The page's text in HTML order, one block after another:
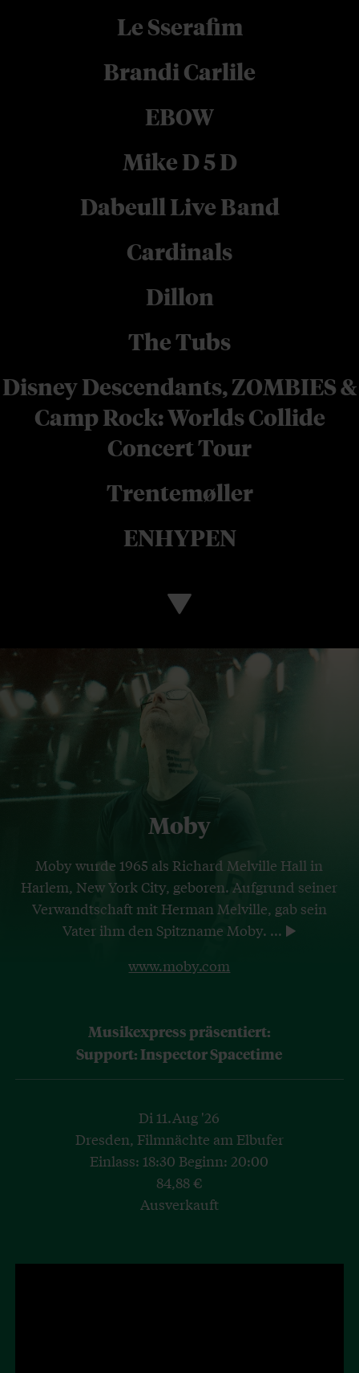
Le Sserafim
Brandi Carlile
EBOW
Mike D 5 D
Dabeull Live Band
Cardinals
Dillon
The Tubs
Disney Descendants, ZOMBIES &
Camp Rock: Worlds Collide
Concert Tour
Trentemøller
ENHYPEN
Moby
Moby wurde 1965 als Richard Melville Hall in
Harlem, New York City, geboren. Aufgrund seiner
Verwandtschaft mit Herman Melville, gab sein
Vater ihm den Spitzname Moby. ...
www.moby.com
Musikexpress präsentiert:
Support: Inspector Spacetime
Di 11.Aug '26
Dresden, Filmnächte am Elbufer
Einlass: 18:30 Beginn: 20:00
84,88 €
Ausverkauft